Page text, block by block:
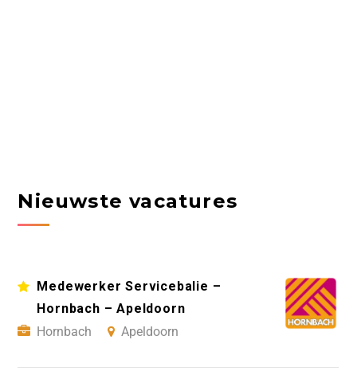
Nieuwste vacatures
Medewerker Servicebalie –
Hornbach – Apeldoorn
Hornbach
Apeldoorn